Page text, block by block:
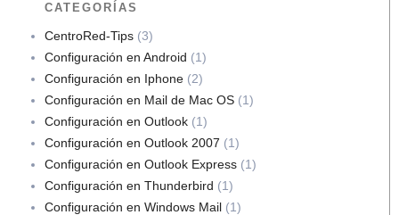
CATEGORÍAS
CentroRed-Tips (3)
Configuración en Android (1)
Configuración en Iphone (2)
Configuración en Mail de Mac OS (1)
Configuración en Outlook (1)
Configuración en Outlook 2007 (1)
Configuración en Outlook Express (1)
Configuración en Thunderbird (1)
Configuración en Windows Mail (1)